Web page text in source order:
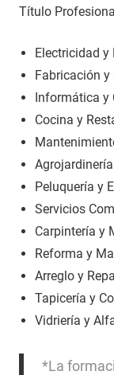
Título
Electricidad y
Fabricación y
Informática y
Cocina y
Peluquería y
Servicios
Carpintería y
Reforma y
Arreglo y
Tapicería y
Vidriería y
*La